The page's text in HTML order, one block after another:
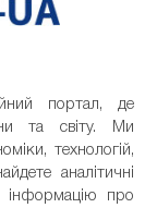
портал, де
та світу. Ми
технологій,
аналітичні
інформацію про